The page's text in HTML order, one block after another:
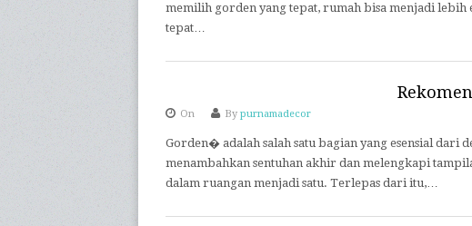
memilih gorden yang tepat, rumah bisa menjadi
tepat…
On By purnamadecor
Gorden� adalah salah satu bagian yang esensial
menambahkan sentuhan akhir dan melengkapi
dalam ruangan menjadi satu. Terlepas dari itu,…